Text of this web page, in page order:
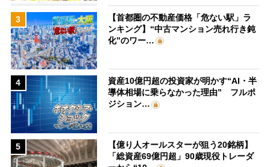
3
【首都圏の不動産価格「危ない駅」ラ
ンキング】“中古マンション売れ行き鈍
化”のワー…
4
資産10億円超の投資家が明かす“AI・半
導体相場に乗らなかった理由” フルポ
ジション…
5
【億り人オールスターが狙う20銘柄】
「総資産69億円超」90歳現役トレーダ